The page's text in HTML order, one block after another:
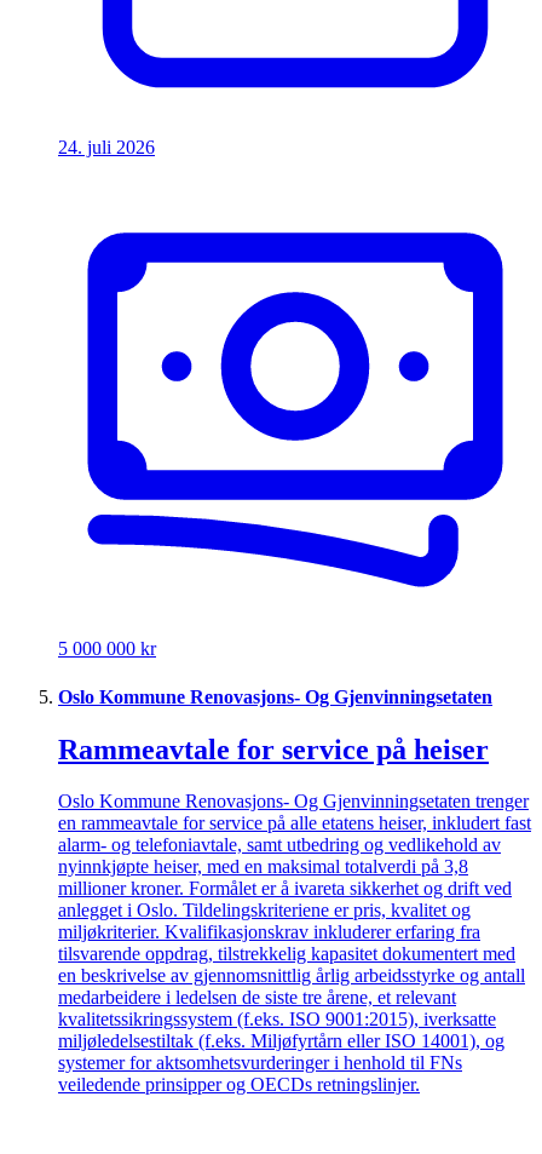
24. juli 2026
5 000 000 kr
Oslo Kommune Renovasjons- Og Gjenvinningsetaten
Rammeavtale for service på heiser
Oslo Kommune Renovasjons- Og Gjenvinningsetaten trenger
en rammeavtale for service på alle etatens heiser, inkludert fast
alarm- og telefoniavtale, samt utbedring og vedlikehold av
nyinnkjøpte heiser, med en maksimal totalverdi på 3,8
millioner kroner. Formålet er å ivareta sikkerhet og drift ved
anlegget i Oslo. Tildelingskriteriene er pris, kvalitet og
miljøkriterier. Kvalifikasjonskrav inkluderer erfaring fra
tilsvarende oppdrag, tilstrekkelig kapasitet dokumentert med
en beskrivelse av gjennomsnittlig årlig arbeidsstyrke og antall
medarbeidere i ledelsen de siste tre årene, et relevant
kvalitetssikringssystem (f.eks. ISO 9001:2015), iverksatte
miljøledelsestiltak (f.eks. Miljøfyrtårn eller ISO 14001), og
systemer for aktsomhetsvurderinger i henhold til FNs
veiledende prinsipper og OECDs retningslinjer.